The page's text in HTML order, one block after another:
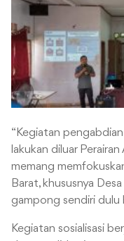
“Kegiatan
lakukan diluar
memang
Barat, khususnya
gampong sendiri dulu
Kegiatan sosialisasi